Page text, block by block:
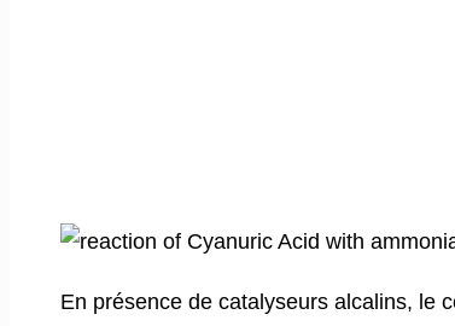
En présence de catalyseurs alcalins, le